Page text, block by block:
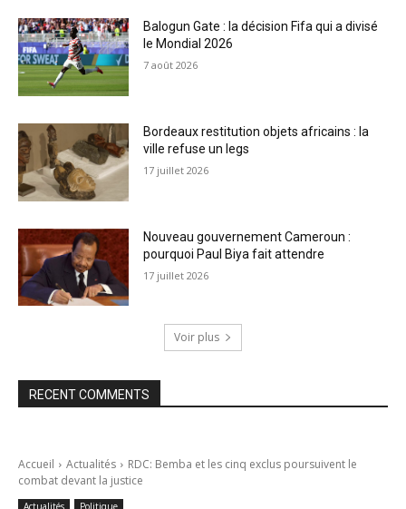
Balogun Gate : la décision Fifa qui a divisé
le Mondial 2026
7 août 2026
Bordeaux restitution objets africains : la
ville refuse un legs
17 juillet 2026
Nouveau gouvernement Cameroun :
pourquoi Paul Biya fait attendre
17 juillet 2026
Voir plus
RECENT COMMENTS